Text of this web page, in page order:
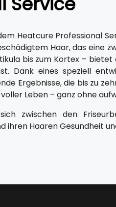
Heatcure Professional
Haar, das eine
bis zum Kortex –
Dank eines speziell
Ergebnisse, die bis zu
Leben – ganz ohne
zwischen den
ihren Haaren Gesundheit